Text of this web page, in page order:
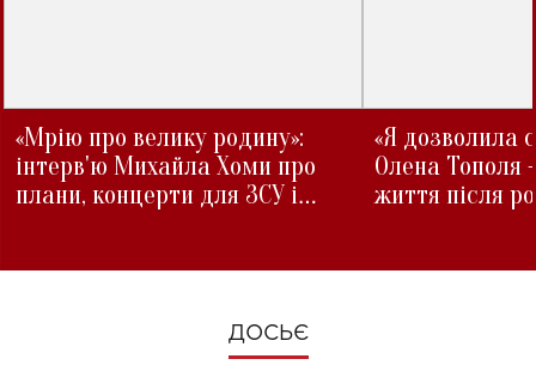
«Мрію про велику родину»:
інтерв'ю Михайла Хоми про
плани, концерти для ЗСУ і
«Я дозволила
Олена Тополя
життя після
ДОСЬЄ